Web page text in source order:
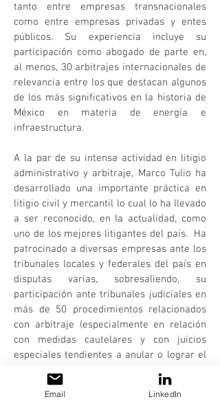
tanto entre empresas transnacionales
como entre empresas privadas y entes
públicos. Su experiencia incluye su
participación como abogado de parte en,
al menos, 30 arbitrajes internacionales de
relevancia entre los que destacan algunos
de los más significativos en la historia de
México en materia de energía e
infraestructura.
A la par de su intensa actividad en litigio
administrativo y arbitraje, Marco Tulio ha
desarrollado una importante práctica en
litigio civil y mercantil lo cual lo ha llevado
a ser reconocido, en la actualidad, como
uno de los mejores litigantes del país. Ha
patrocinado a diversas empresas ante los
tribunales locales y federales del país en
disputas varias, sobresaliendo, su
participación ante tribunales judiciales en
más de 50 procedimientos relacionados
con arbitraje (especialmente en relación
con medidas cautelares y con juicios
especiales tendientes a anular o lograr el
reconocimiento y ejecución de laudos
arbitrales).
Email LinkedIn